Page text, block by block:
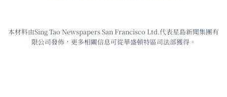
本材料由Sing Tao Newspapers San Francisco Ltd.代表星島新聞集團有
限公司發佈，更多相關信息可從華盛頓特區司法部獲得。